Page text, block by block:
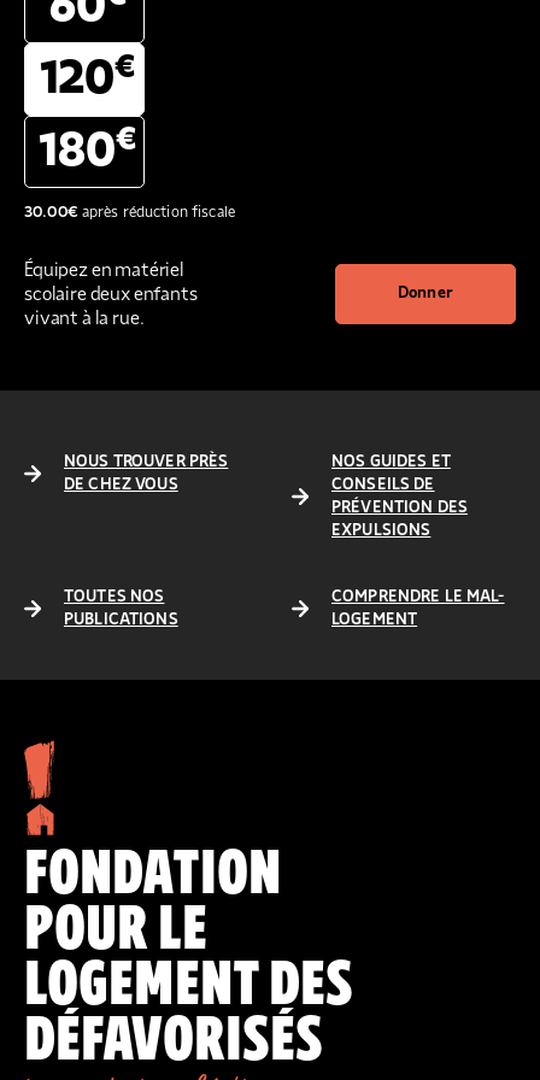
120€
180€
30.00€après réduction fiscale
Équipez en matériel
scolaire deux enfants
vivant à la rue.
Donner
NOUS TROUVER PRÈS
DE CHEZ VOUS
NOS GUIDES ET
CONSEILS DE
PRÉVENTION DES
EXPULSIONS
TOUTES NOS
PUBLICATIONS
COMPRENDRE LE MAL-
LOGEMENT
FONDATION
POUR LE
LOGEMENT DES
DÉFAVORISÉS